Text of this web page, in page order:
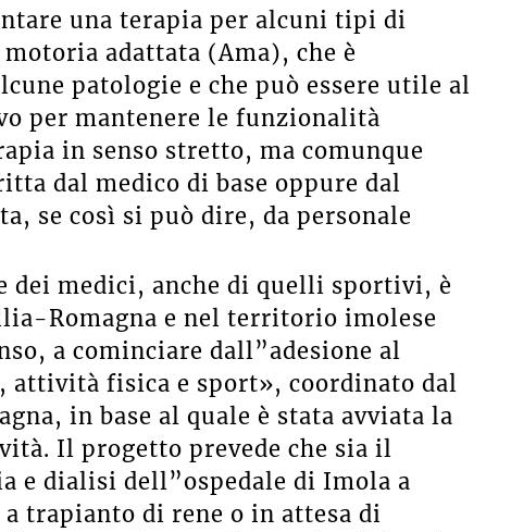
una terapia per alcuni tipi di
adattata (Ama), che è
patologie e che può essere utile al
per mantenere le funzionalità
in senso stretto, ma comunque
dal medico di base oppure dal
se così si può dire, da personale
dei medici, anche di quelli sportivi, è
Romagna e nel territorio imolese
a cominciare dall”adesione al
attività fisica e sport», coordinato dal
in base al quale è stata avviata la
Il progetto prevede che sia il
e dialisi dell”ospedale di Imola a
trapianto di rene o in attesa di